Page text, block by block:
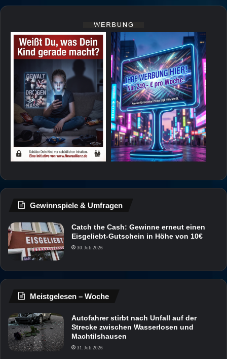
Gewinnspiele & Umfragen
Catch the Cash: Gewinne erneut einen
Eisgeliebt-Gutschein in Höhe von 10€
30. Juli 2026
Meistgelesen – Woche
Autofahrer stirbt nach Unfall auf der
Strecke zwischen Wasserlosen und
Machtilshausen
31. Juli 2026